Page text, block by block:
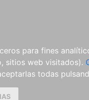
para fines
sitios web visitados).
todas
Y EDICIONES